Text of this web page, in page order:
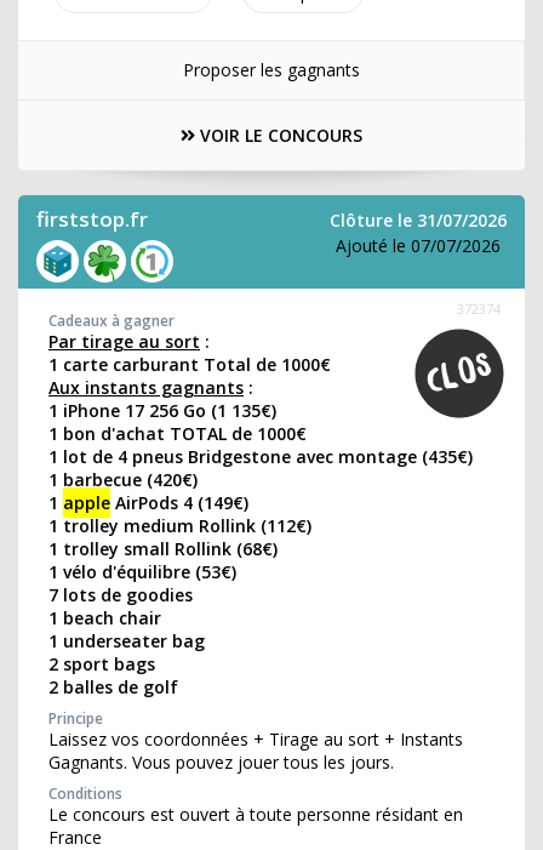
Proposer les gagnants
VOIR LE CONCOURS
firststop.fr
Clôture le 31/07/2026
Ajouté le 07/07/2026
372374
Cadeaux à gagner
Par tirage au sort :
1 carte carburant Total de 1000€
Aux instants gagnants :
1 iPhone 17 256 Go (1 135€)
1 bon d'achat TOTAL de 1000€
1 lot de 4 pneus Bridgestone avec montage (435€)
1 barbecue (420€)
1 apple AirPods 4 (149€)
1 trolley medium Rollink (112€)
1 trolley small Rollink (68€)
1 vélo d'équilibre (53€)
7 lots de goodies
1 beach chair
1 underseater bag
2 sport bags
2 balles de golf
Principe
Laissez vos coordonnées + Tirage au sort + Instants
Gagnants. Vous pouvez jouer tous les jours.
Conditions
Le concours est ouvert à toute personne résidant en
France